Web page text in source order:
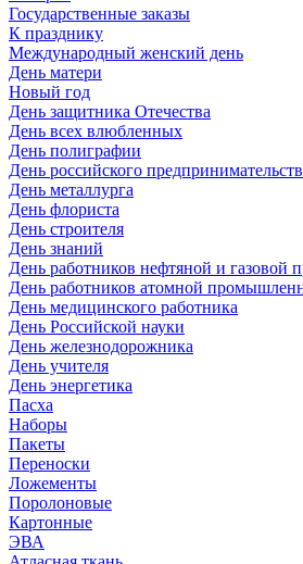
Государственные заказы
К празднику
Международный женский день
День матери
Новый год
День защитника Отечества
День всех влюбленных
День полиграфии
День российского
День металлурга
День флориста
День строителя
День знаний
День работников нефтяной и газовой
День работников атомной
День медицинского работника
День Российской науки
День железнодорожника
День учителя
День энергетика
Пасха
Наборы
Пакеты
Переноски
Ложементы
Поролоновые
Картонные
ЭВА